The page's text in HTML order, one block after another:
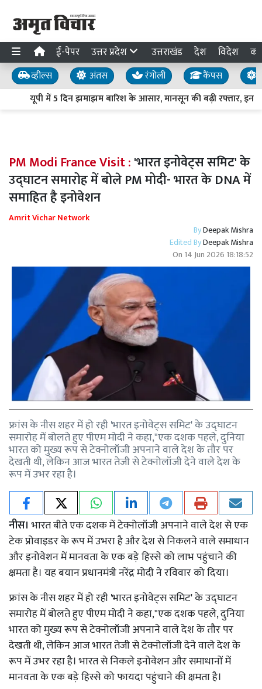
ई-पेपर उत्तर प्रदेश उत्तराखंड देश विदेश
व्हील्स अंतस रंगोली कैंपस
यूपी में 5 दिन झमाझम बारिश के आसार, मानसून की बढ़ी रफ्तार, इन
PM Modi France Visit :'भारत इनोवेट्स समिट' के
उद्घाटन समारोह में बोले PM मोदी- भारत के DNA में
समाहित है इनोवेशन
Amrit Vichar Network
ByDeepak Mishra
Edited ByDeepak Mishra
On 14 Jun 2026 18:18:52
फ्रांस के नीस शहर में हो रही 'भारत इनोवेट्स समिट' के उद्घाटन
समारोह में बोलते हुए पीएम मोदी ने कहा,"एक दशक पहले, दुनिया
भारत को मुख्य रूप से टेक्नोलॉजी अपनाने वाले देश के तौर पर
देखती थी, लेकिन आज भारत तेजी से टेक्नोलॉजी देने वाले देश के
रूप में उभर रहा है।
नीस।भारत बीते एक दशक में टेक्नोलॉजी अपनाने वाले देश से एक
टेक प्रोवाइडर के रूप में उभरा है और देश से निकलने वाले समाधान
और इनोवेशन में मानवता के एक बड़े हिस्से को लाभ पहुंचाने की
क्षमता है। यह बयान प्रधानमंत्री नरेंद्र मोदी ने रविवार को दिया।
फ्रांस के नीस शहर में हो रही 'भारत इनोवेट्स समिट' के उद्घाटन
समारोह में बोलते हुए पीएम मोदी ने कहा,"एक दशक पहले, दुनिया
भारत को मुख्य रूप से टेक्नोलॉजी अपनाने वाले देश के तौर पर
देखती थी, लेकिन आज भारत तेजी से टेक्नोलॉजी देने वाले देश के
रूप में उभर रहा है। भारत से निकले इनोवेशन और समाधानों में
मानवता के एक बड़े हिस्से को फायदा पहुंचाने की क्षमता है।